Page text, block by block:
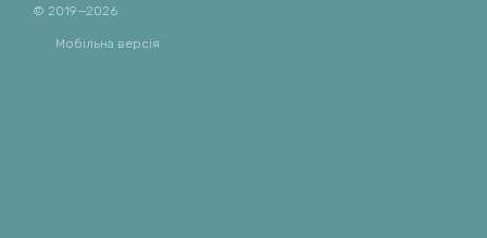
© 2019—2026
Мобільна версія